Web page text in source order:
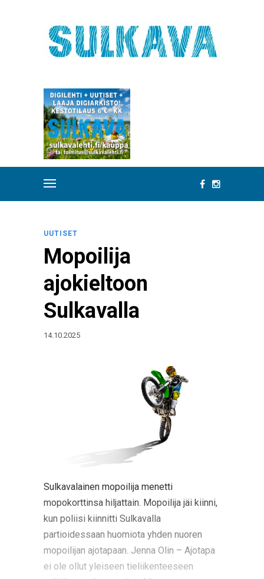
UUTISET
Mopoilija
ajokieltoon
Sulkavalla
14.10.2025
Sulkavalainen mopoilija menetti
mopokorttinsa hiljattain. Mopoilija jäi kiinni,
kun poliisi kiinnitti Sulkavalla
partioidessaan huomiota yhden nuoren
mopoilijan ajotapaan. Jenna Olin – Ajotapa
ei ole ollut yleiseen tieliikenteeseen